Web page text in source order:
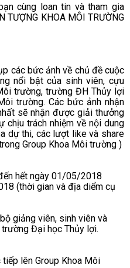
cùng loan tin và tham gia
TƯỢNG KHOA MÔI TRƯỜNG
các bức ảnh về chủ đề cuộc
nổi bật của sinh viên, cựu
trường, trường ĐH Thủy lợi
trường. Các bức ảnh nhận
sẽ nhận được giải thưởng
chịu trách nhiệm về nội dung
dự thi, các lượt like và share
Group Khoa Môi trường )
hết ngày 01/05/2018
(thời gian và địa diểm cụ
giảng viên, sinh viên và
Đại học Thủy lợi.
lên Group Khoa Môi